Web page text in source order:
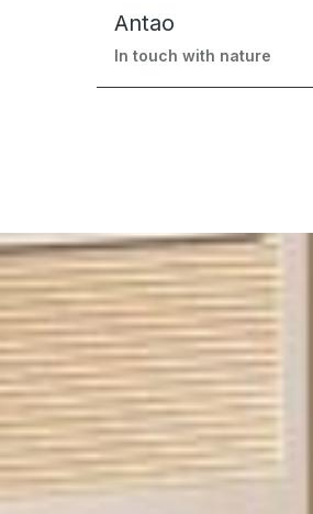
Antao
In touch with nature